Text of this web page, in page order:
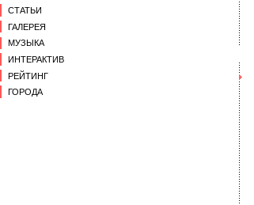
СТАТЬИ
ГАЛЕРЕЯ
МУЗЫКА
ИНТЕРАКТИВ
РЕЙТИНГ
ГОРОДА